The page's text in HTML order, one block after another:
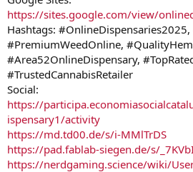
https://sites.google.com/view/
Hashtags:
#PremiumWeedOnline,
#Area52OnlineDispensary,
#TrustedCannabisRetailer
Social:
https://
ispensary1/activity
https://md.td00.de/s/i-MMlTrDS
https://pad.fablab-siegen.de/s/
https://nerdgaming.science/wiki/